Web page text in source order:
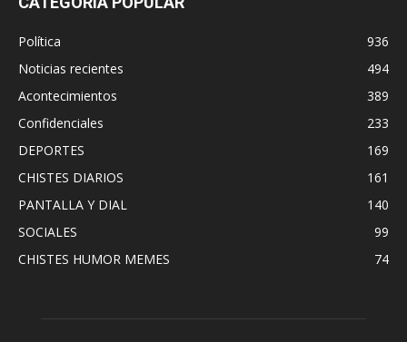
Política
936
Noticias recientes
494
Acontecimientos
389
Confidenciales
233
DEPORTES
169
CHISTES DIARIOS
161
PANTALLA Y DIAL
140
SOCIALES
99
CHISTES HUMOR MEMES
74